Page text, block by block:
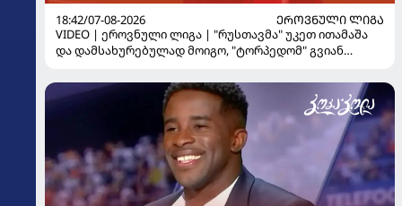
18:42/07-08-2026
ᲔᲠᲝᲕᲜᲣᲚᲘ ᲚᲘᲒᲐ
VIDEO | ეროვნული ლიგა | "რუსთავმა" უკეთ ითამაშა
და დამსახურებულად მოიგო, "ტორპედომ" გვიან